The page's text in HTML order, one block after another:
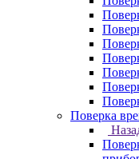
Поверка